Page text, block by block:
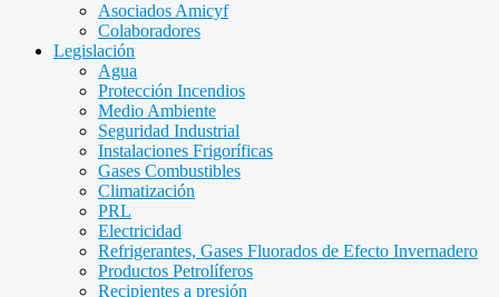
Asociados Amicyf
Colaboradores
Legislación
Agua
Protección Incendios
Medio Ambiente
Seguridad Industrial
Instalaciones Frigoríficas
Gases Combustibles
Climatización
PRL
Electricidad
Refrigerantes, Gases Fluorados de Efecto Invernadero
Productos Petrolíferos
Recipientes a presión